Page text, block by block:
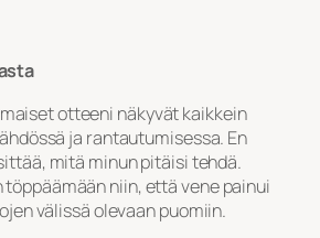
otteeni näkyvät kaikkein
ja rantautumisessa. En
mitä minun pitäisi tehdä.
niin, että vene painui
välissä olevaan puomiin.